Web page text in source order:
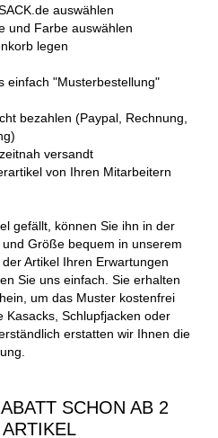
auswählen
und Farbe auswählen
legen
einfach "Musterbestellung"
bezahlen (Paypal, Rechnung,
versandt
von Ihren Mitarbeitern
gefällt, können Sie ihn in der
Größe bequem in unserem
Artikel Ihren Erwartungen
Sie uns einfach. Sie erhalten
um das Muster kostenfrei
Kasacks, Schlupfjacken oder
erstatten wir Ihnen die
SCHON AB 2
ARTIKEL